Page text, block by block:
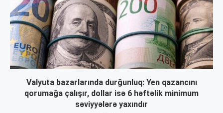
Valyuta bazarlarında durğunluq: Yen qazancını
qorumağa çalışır, dollar isə 6 həftəlik minimum
səviyyələrə yaxındır